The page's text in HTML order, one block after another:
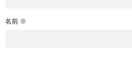
名前 ※